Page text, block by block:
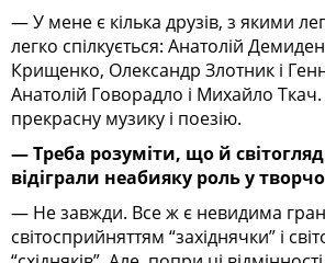
— У мене є кілька друзів, з якими
легко спілкується: Анатолій
Крищенко, Олександр Злотник і
Анатолій Говорадло і Михайло
прекрасну музику і поезію.
— Треба розуміти, що й
відіграли неабияку роль у
— Не завжди. Все ж є невидима
світосприйняттям “західнячки” і